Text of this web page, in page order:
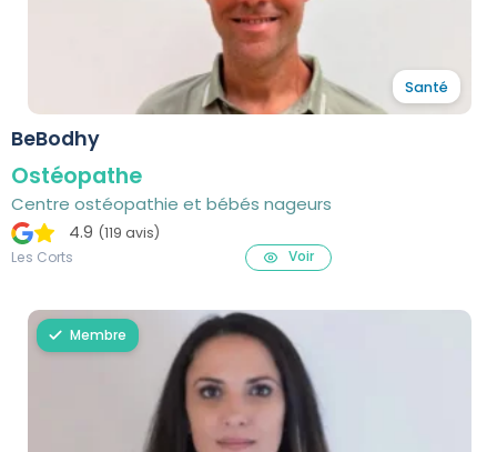
Santé
BeBodhy
Ostéopathe
Centre ostéopathie et bébés nageurs
4.9 (119 avis)
Les Corts
Voir
Membre